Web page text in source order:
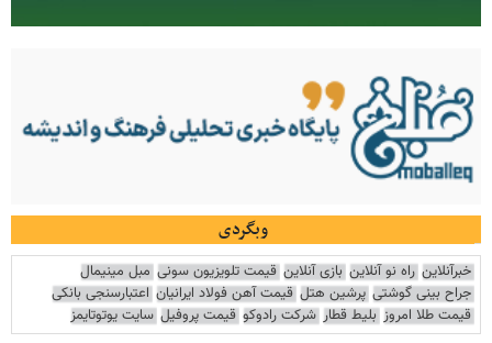
وبگردی
خبرآنلاین راه نو آنلاین بازی آنلاین قیمت تلویزیون سونی مبل مینیمال
جراح بینی گوشتی پرشین هتل قیمت آهن فولاد ایرانیان اعتبارسنجی بانکی
قیمت طلا امروز بلیط قطار شرکت رادوکو قیمت پروفیل سایت یوتوتایمز